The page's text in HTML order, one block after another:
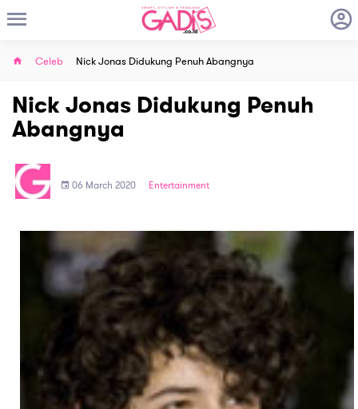
Celeb Nick Jonas Didukung Penuh Abangnya
Nick Jonas Didukung Penuh
Abangnya
06 March 2020 Entertainment